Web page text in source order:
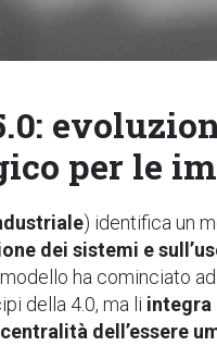
per le
) identifica un
dei sistemi e
ha cominciato
della 4.0, ma li integra
dell’essere